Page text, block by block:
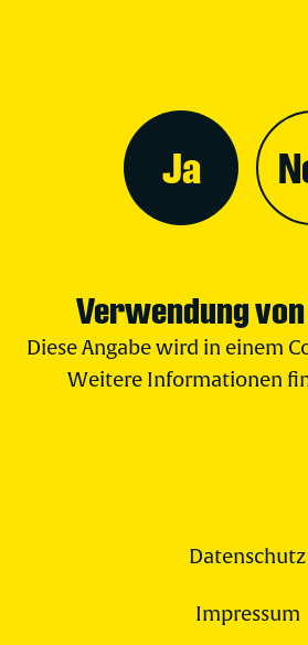
Ja
Verwendung
Diese Angabe wird in einem
Weitere Informationen
Datenschutz
Impressum